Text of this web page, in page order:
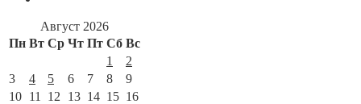
Август 2026
Пн Вт Ср Чт Пт Сб Вс
1
2
3
4 5 6 7 8
9
10 11 12 13 14 15 16